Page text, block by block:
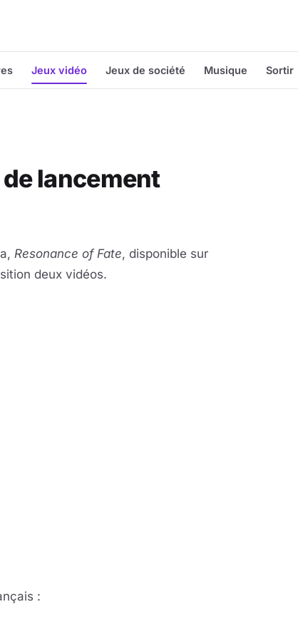
Jeux vidéo Jeux de société Musique Sortir
lancement
Resonance of Fate, disponible sur
deux vidéos.
: